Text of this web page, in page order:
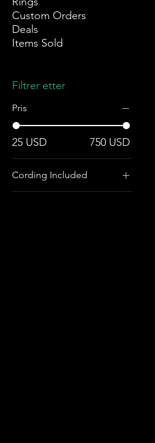
Custom Orders
Deals
Items Sold
Filtrer etter
Pris
25 USD 750 USD
Cording Included
Cording and